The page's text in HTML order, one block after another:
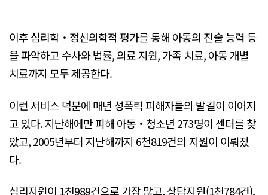
이후 심리학‧정신의학적 평가를 통해 아동의 진술 능력 등
을 파악하고 수사와 법률, 의료 지원, 가족 치료, 아동 개별
치료까지 모두 제공한다.
이런 서비스 덕분에 매년 성폭력 피해자들의 발길이 이어지
고 있다. 지난해에만 피해 아동‧청소년 273명이 센터를 찾
았고, 2005년부터 지난해까지 6천819건의 지원이 이뤄졌
다.
심리지원이 1천989건으로 가장 많고, 상담지원(1천784건),